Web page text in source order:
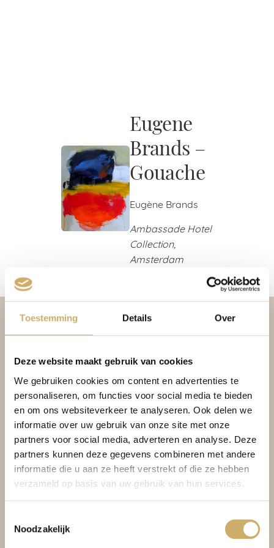
Toestemming Details Over
Deze website maakt gebruik van cookies
We gebruiken cookies om content en advertenties te
personaliseren, om functies voor social media te bieden
en om ons websiteverkeer te analyseren. Ook delen we
informatie over uw gebruik van onze site met onze
partners voor social media, adverteren en analyse. Deze
partners kunnen deze gegevens combineren met andere
informatie die u aan ze heeft verstrekt of die ze hebben
verzameld op basis van uw gebruik van hun services.
Noodzakelijk
Eugene
Brands –
Gouache
Eugène Brands
Ambassade Hotel
Collection,
Amsterdam
BOOKING CONDITIONS
PRIVACY POLICY